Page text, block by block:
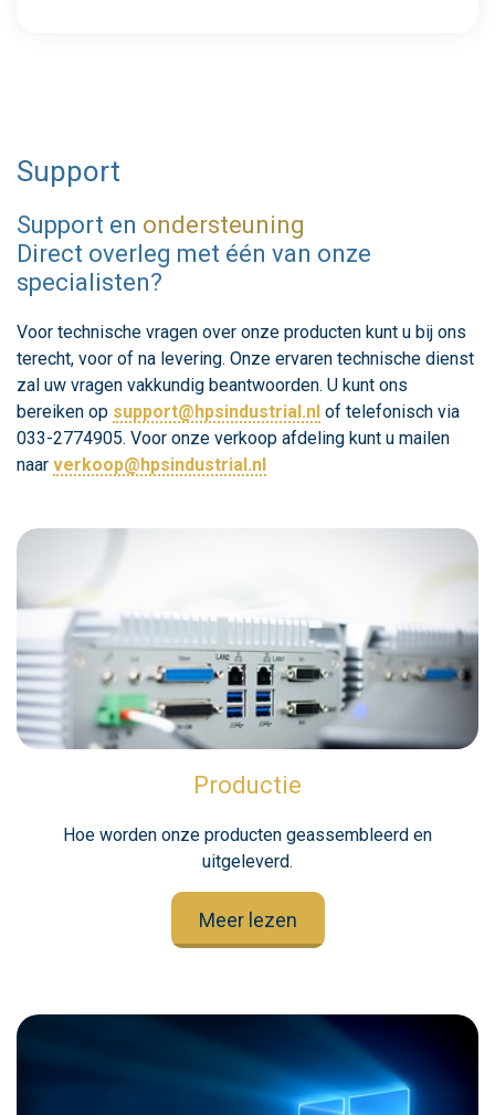
Support
Support en ondersteuning
Direct overleg met één van onze
specialisten?
Voor technische vragen over onze producten kunt u bij ons
terecht, voor of na levering. Onze ervaren technische dienst
zal uw vragen vakkundig beantwoorden. U kunt ons
bereiken op support@hpsindustrial.nl of telefonisch via
033-2774905. Voor onze verkoop afdeling kunt u mailen
naar verkoop@hpsindustrial.nl
Productie
Hoe worden onze producten geassembleerd en
uitgeleverd.
Meer lezen